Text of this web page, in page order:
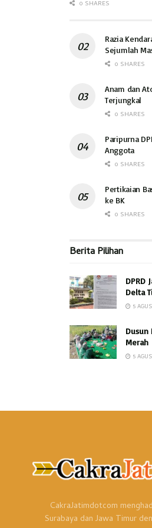
Program ini menjadi bukti nyata
kesadaran, kesehatan, dan
berkelanjutan. (ADV, hd)
0 SHARES
Razia
Sejumlah
0 SHARES
Anam dan
Terjungkal
0 SHARES
Paripurna
Anggota
0 SHARES
Pertikaian
ke BK
0 SHARES
Berita Pilihan
DPRD
Delta
5
Dusun
Merah
5
CakraJatimdotcom
Surabaya dan Jawa Timur